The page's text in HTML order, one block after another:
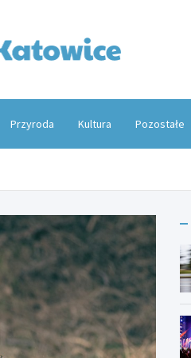
Przyroda Kultura Pozostałe